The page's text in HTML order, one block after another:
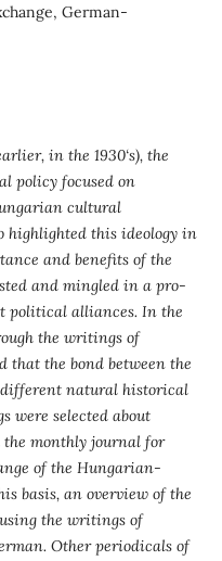
German-
in the 1930‘s), the
policy focused on
cultural
this ideology in
and benefits of the
and mingled in a pro-
political alliances. In the
the writings of
that the bond between the
natural historical
were selected about
monthly journal for
of the Hungarian-
basis, an overview of the
the writings of
Other periodicals of